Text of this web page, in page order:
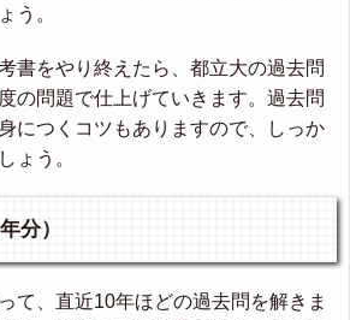
う。
書をやり終えたら、都立大の過去問
の問題で仕上げていきます。過去問
につくコツもありますので、しっか
ょう。
分）
て、直近10年ほどの過去問を解きま